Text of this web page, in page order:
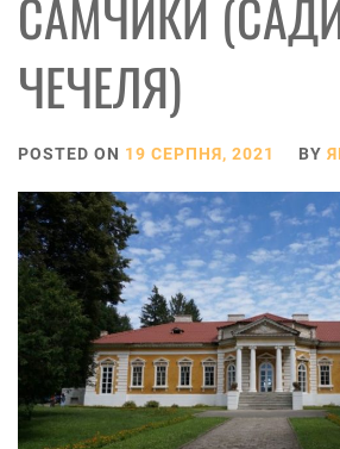
САМЧИКИ
ЧЕЧЕЛЯ)
POSTED ON 19 СЕРПНЯ, 2021 BY